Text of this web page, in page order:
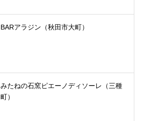
BARアラジン（秋田市大町）
みたねの石窯ピエーノディソーレ（三種
町）